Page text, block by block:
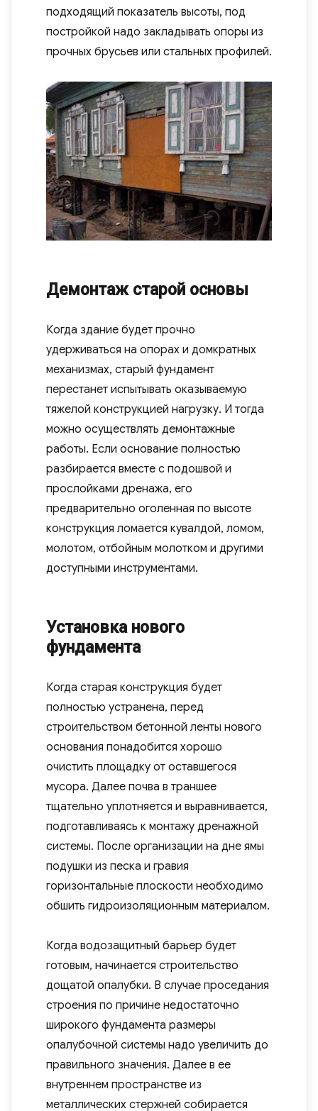
подходящий показатель высоты, под
постройкой надо закладывать опоры из
прочных брусьев или стальных профилей.
Демонтаж старой основы
Когда здание будет прочно
удерживаться на опорах и домкратных
механизмах, старый фундамент
перестанет испытывать оказываемую
тяжелой конструкцией нагрузку. И тогда
можно осуществлять демонтажные
работы. Если основание полностью
разбирается вместе с подошвой и
прослойками дренажа, его
предварительно оголенная по высоте
конструкция ломается кувалдой, ломом,
молотом, отбойным молотком и другими
доступными инструментами.
Установка нового
фундамента
Когда старая конструкция будет
полностью устранена, перед
строительством бетонной ленты нового
основания понадобится хорошо
очистить площадку от оставшегося
мусора. Далее почва в траншее
тщательно уплотняется и выравнивается,
подготавливаясь к монтажу дренажной
системы. После организации на дне ямы
подушки из песка и гравия
горизонтальные плоскости необходимо
обшить гидроизоляционным материалом.
Когда водозащитный барьер будет
готовым, начинается строительство
дощатой опалубки. В случае проседания
строения по причине недостаточно
широкого фундамента размеры
опалубочной системы надо увеличить до
правильного значения. Далее в ее
внутреннем пространстве из
металлических стержней собирается